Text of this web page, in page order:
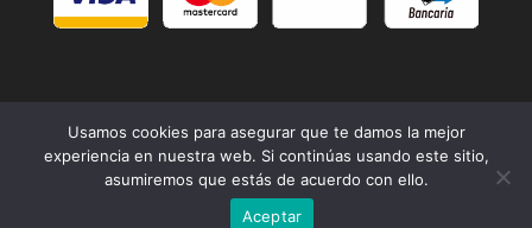
Cafe Racer Moto- Una página web del grupo
| DiseñoBranding Builders
Usamos cookies para asegurar que te damos la mejor
experiencia en nuestra web. Si continúas usando este sitio,
asumiremos que estás de acuerdo con ello.
Aceptar